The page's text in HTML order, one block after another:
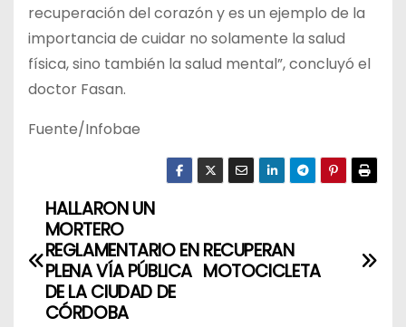
recuperación del corazón y es un ejemplo de la
importancia de cuidar no solamente la salud
física, sino también la salud mental”, concluyó el
doctor Fasan.
Fuente/Infobae
N
a
RECUPERAN
MOTOCICLETA
HALLARON UN
MORTERO
REGLAMENTARIO EN
PLENA VÍA PÚBLICA
DE LA CIUDAD DE
CÓRDOBA